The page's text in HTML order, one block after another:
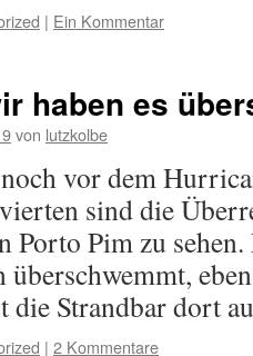
| Ein Kommentar
haben es
von lutzkolbe
vor dem
sind die
Porto Pim zu
die Strandbar dort
| 2 Kommentare